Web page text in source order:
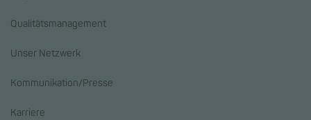
Qualitätsmanagement
Unser Netzwerk
Kommunikation/Presse
Karriere